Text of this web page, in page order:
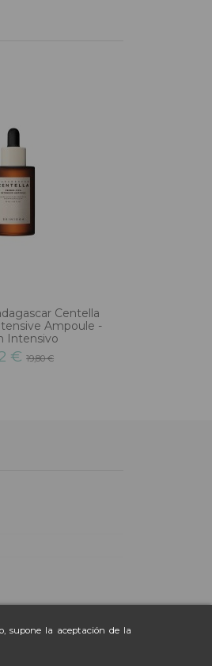
supone la aceptación de la
Centella
Ampoule -
Intensivo
€19,80 €